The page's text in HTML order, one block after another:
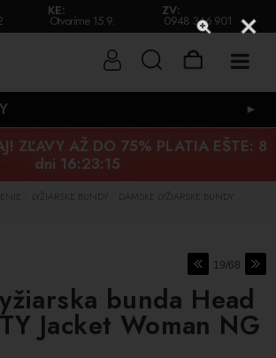
KE:
Otvoríme 15.9.
ZV:
0948 346 901
►
ZĽAVY AŽ DO 75% PLATIA EŠTE: 8
dni 16:23:14
LYŽIARSKE BUNDY DÁMSKE LYŽIARSKE BUNDY
19/68
bunda Head
Jacket Woman NG